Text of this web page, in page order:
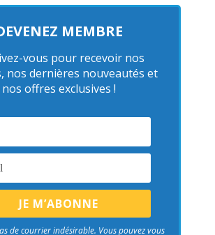
MEMBRE
vous pour recevoir nos
nos dernières nouveautés et
nos offres exclusives !
de courrier indésirable. Vous pouvez vous